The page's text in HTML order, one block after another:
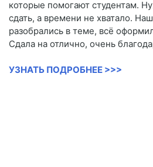
которые помогают студентам.
сдать, а времени не хватало.
разобрались в теме, всё
Сдала на отлично, очень
УЗНАТЬ ПОДРОБНЕЕ >>>